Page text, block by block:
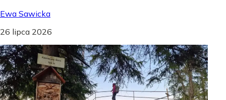
Ewa Sawicka
26 lipca 2026